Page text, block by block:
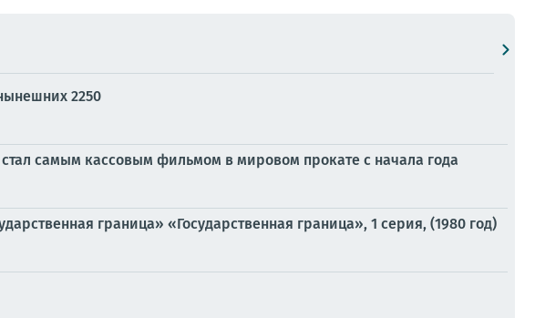
2250
самым кассовым фильмом в мировом прокате с начала года
граница» «Государственная граница», 1 серия, (1980 год)